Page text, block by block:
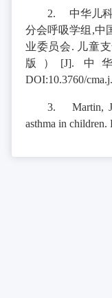
2.
中华儿
分会呼吸学组,中
业委员会. 儿童
版）[J]. 中华
DOI:10.3760/
3.
Martin,
asthma in children.